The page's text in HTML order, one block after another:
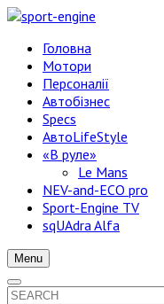
Головна
Мотори
Персоналії
Автобізнес
Specs
АвтоLifeStyle
«В руле»
Le Mans
NEV-and-ECO pro
Sport-Engine TV
sqUAdra Alfa
Menu